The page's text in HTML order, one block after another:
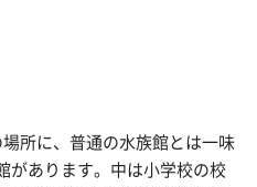
所に、普通の水族館とは一味
があります。中は小学校の校